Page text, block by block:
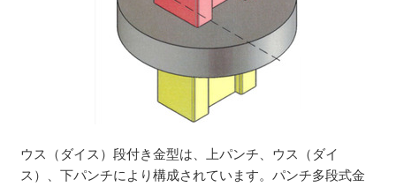
ウス（ダイス）段付き金型は、上パンチ、ウス（ダイ
ス）、下パンチにより構成されています。パンチ多段式金